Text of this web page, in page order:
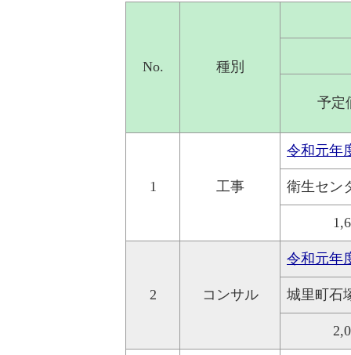
No. 種別
予定
1 工事
令和元年
衛生セン
2 コンサル
令和元年
城里町石